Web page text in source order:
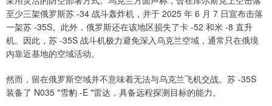
至少三架俄罗斯苏 -34 战斗轰炸机，并于 2025 年 6 月 7 日宣布击落
一架苏 -35S。此外，俄罗斯还在该地区损失了卡 -52 和米 -8 直升
机。因此，苏 -35S 战斗机极力避免深入乌克兰空域，通常只在俄境
内靠近基地的空域活动。
然而，留在俄罗斯空域并不意味着无法与乌克兰飞机交战。苏 -35S
装备了 N035 "雪豹 -E "雷达，具备远程探测目标的能力。